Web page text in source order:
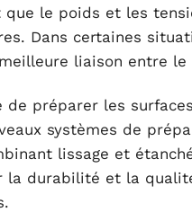
que le poids et les
Dans certaines
liaison entre
de préparer les
systèmes de
lissage et
la durabilité et la